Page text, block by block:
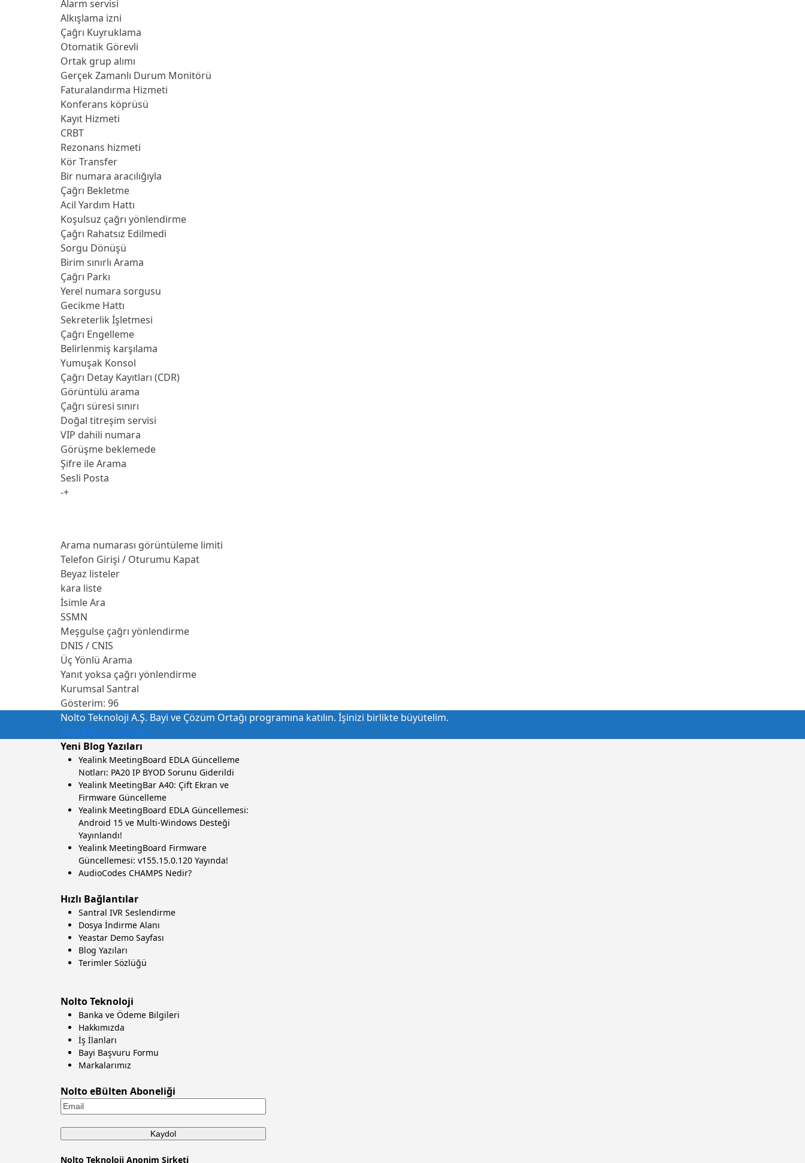
Alarm servisi
Alkışlama izni
Çağrı Kuyruklama
Otomatik Görevli
Ortak grup alımı
Gerçek Zamanlı Durum Monitörü
Faturalandırma Hizmeti
Konferans köprüsü
Kayıt Hizmeti
CRBT
Rezonans hizmeti
Kör Transfer
Bir numara aracılığıyla
Çağrı Bekletme
Acil Yardım Hattı
Koşulsuz çağrı yönlendirme
Çağrı Rahatsız Edilmedi
Sorgu Dönüşü
Birim sınırlı Arama
Çağrı Parkı
Yerel numara sorgusu
Gecikme Hattı
Sekreterlik İşletmesi
Çağrı Engelleme
Belirlenmiş karşılama
Yumuşak Konsol
Çağrı Detay Kayıtları (CDR)
Görüntülü arama
Çağrı süresi sınırı
Doğal titreşim servisi
VIP dahili numara
Görüşme beklemede
Şifre ile Arama
Sesli Posta
-+
Arama numarası görüntüleme limiti
Telefon Girişi / Oturumu Kapat
Beyaz listeler
kara liste
İsimle Ara
SSMN
Meşgulse çağrı yönlendirme
DNIS / CNIS
Üç Yönlü Arama
Yanıt yoksa çağrı yönlendirme
Kurumsal Santral
Gösterim: 96
Nolto Teknoloji A.Ş. Bayi ve Çözüm Ortağı programına katılın. İşinizi birlikte büyütelim.
Bayi Başvuru Formu
Yeni Blog Yazıları
Yealink MeetingBoard EDLA Güncelleme
Notları: PA20 IP BYOD Sorunu Giderildi
Yealink MeetingBar A40: Çift Ekran ve
Firmware Güncelleme
Yealink MeetingBoard EDLA Güncellemesi:
Android 15 ve Multi-Windows Desteği
Yayınlandı!
Yealink MeetingBoard Firmware
Güncellemesi: v155.15.0.120 Yayında!
AudioCodes CHAMPS Nedir?
Hızlı Bağlantılar
Santral IVR Seslendirme
Dosya İndirme Alanı
Yeastar Demo Sayfası
Blog Yazıları
Terimler Sözlüğü
Nolto Teknoloji
Banka ve Ödeme Bilgileri
Hakkımızda
İş İlanları
Bayi Başvuru Formu
Markalarımız
Nolto eBülten Aboneliği
Nolto Teknoloji Anonim Şirketi